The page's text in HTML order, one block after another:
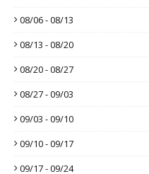
08/06 - 08/13
08/13 - 08/20
08/20 - 08/27
08/27 - 09/03
09/03 - 09/10
09/10 - 09/17
09/17 - 09/24